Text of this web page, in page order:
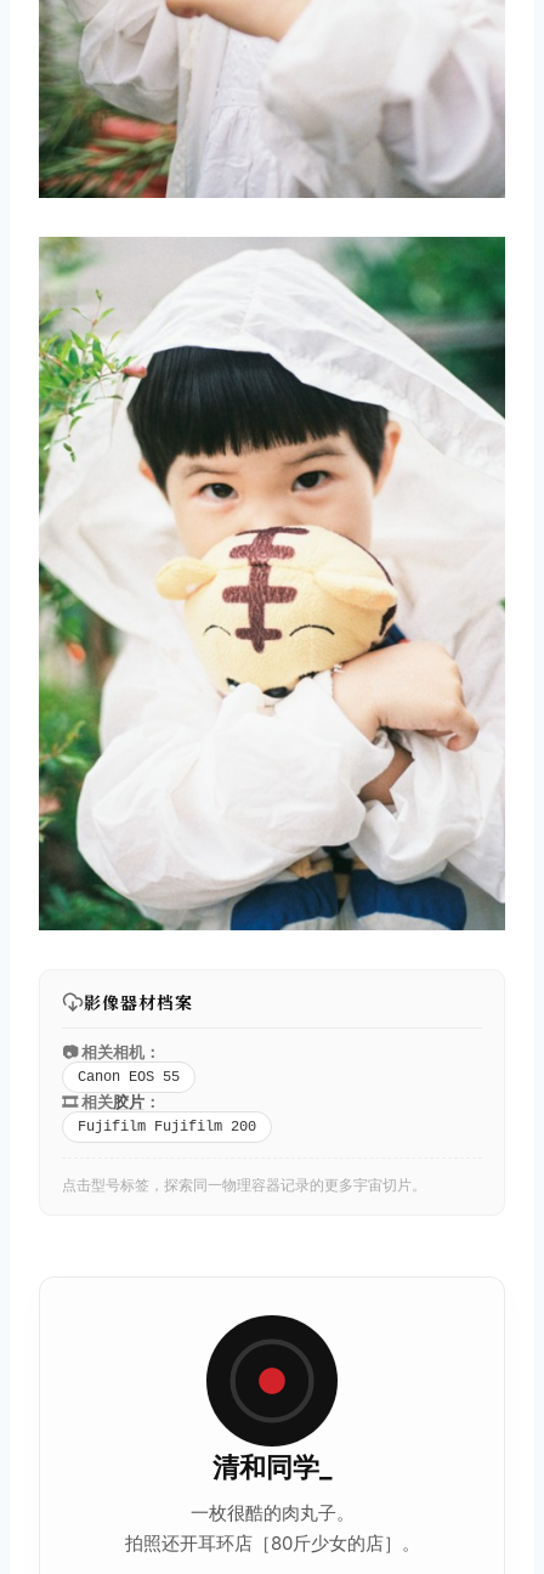
影像器材档案
📷 相关相机：
Canon EOS 55
🎞️ 相关胶片 ：
Fujifilm Fujifilm 200
点击型号标签，探索同一物理容器记录的更多宇宙切片。
清和同学_
一枚很酷的肉丸子。
拍照还开耳环店［80斤少女的店］。